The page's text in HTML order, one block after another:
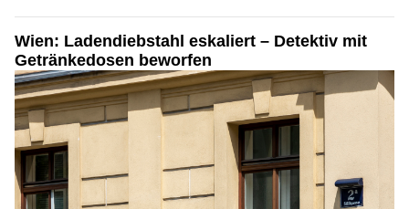
Wien: Ladendiebstahl eskaliert – Detektiv mit
Getränkedosen beworfen